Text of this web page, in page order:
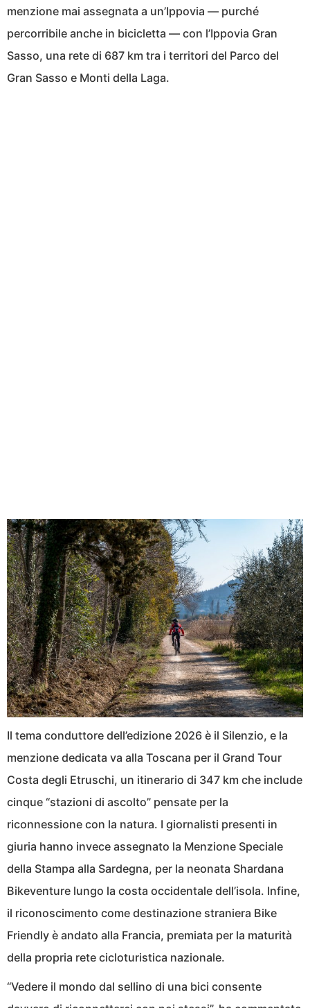
menzione mai assegnata a un’Ippovia — purché
percorribile anche in bicicletta — con l’Ippovia Gran
Sasso, una rete di 687 km tra i territori del Parco del
Gran Sasso e Monti della Laga.
Il tema conduttore dell’edizione 2026 è il Silenzio, e la
menzione dedicata va alla Toscana per il Grand Tour
Costa degli Etruschi, un itinerario di 347 km che include
cinque “stazioni di ascolto” pensate per la
riconnessione con la natura. I giornalisti presenti in
giuria hanno invece assegnato la Menzione Speciale
della Stampa alla Sardegna, per la neonata Shardana
Bikeventure lungo la costa occidentale dell’isola. Infine,
il riconoscimento come destinazione straniera Bike
Friendly è andato alla Francia, premiata per la maturità
della propria rete cicloturistica nazionale.
“Vedere il mondo dal sellino di una bici consente